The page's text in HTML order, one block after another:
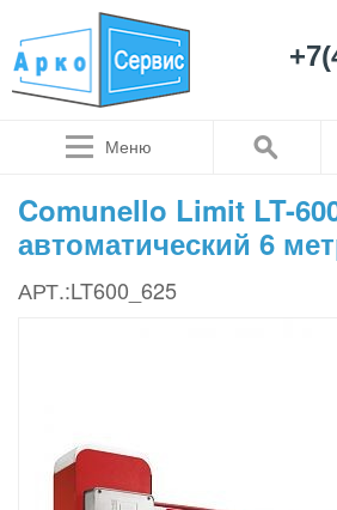
Меню
Comunello Limit LT-
автоматический 6
АРТ.:LT600_625